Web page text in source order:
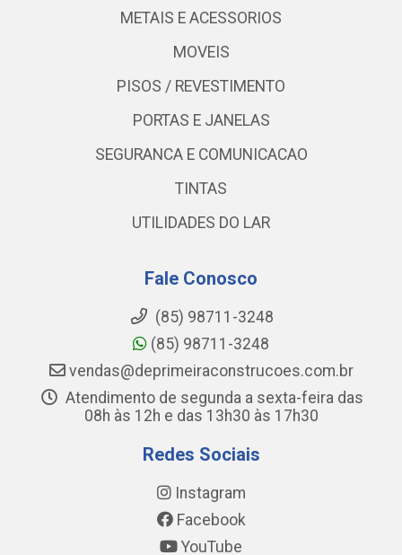
METAIS E ACESSORIOS
MOVEIS
PISOS / REVESTIMENTO
PORTAS E JANELAS
SEGURANCA E COMUNICACAO
TINTAS
UTILIDADES DO LAR
Fale Conosco
(85) 98711-3248
(85) 98711-3248
vendas@deprimeiraconstrucoes.com.br
Atendimento de segunda a sexta-feira das
08h às 12h e das 13h30 às 17h30
Redes Sociais
Instagram
Facebook
YouTube